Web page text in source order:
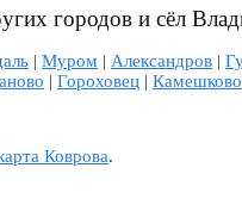
городов и сёл
| Муром | Александров |
| Гороховец | Камешково
Коврова.